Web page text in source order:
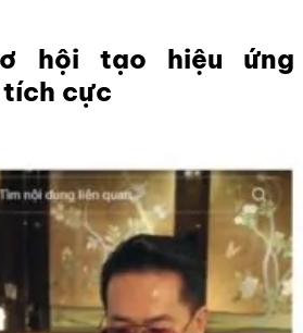
hội tạo hiệu ứng
cực